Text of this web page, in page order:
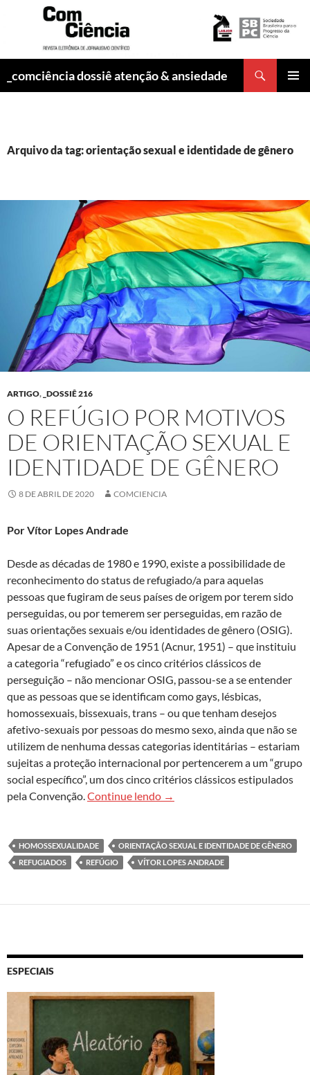
_comciência dossiê atenção & ansiedade
Arquivo da tag: orientação sexual e identidade de gênero
ARTIGO, _DOSSIÊ 216
O REFÚGIO POR MOTIVOS
DE ORIENTAÇÃO SEXUAL E
IDENTIDADE DE GÊNERO
8 DE ABRIL DE 2020 COMCIENCIA
Por Vítor Lopes Andrade
Desde as décadas de 1980 e 1990, existe a possibilidade de
reconhecimento do status de refugiado/a para aquelas
pessoas que fugiram de seus países de origem por terem sido
perseguidas, ou por temerem ser perseguidas, em razão de
suas orientações sexuais e/ou identidades de gênero (OSIG).
Apesar de a Convenção de 1951 (Acnur, 1951) – que instituiu
a categoria “refugiado” e os cinco critérios clássicos de
perseguição – não mencionar OSIG, passou-se a se entender
que as pessoas que se identificam como gays, lésbicas,
homossexuais, bissexuais, trans – ou que tenham desejos
afetivo-sexuais por pessoas do mesmo sexo, ainda que não se
utilizem de nenhuma dessas categorias identitárias – estariam
sujeitas a proteção internacional por pertencerem a um “grupo
social específico”, um dos cinco critérios clássicos estipulados
pela Convenção.Continue lendo O refúgio por motivos de
→
HOMOSSEXUALIDADE
ORIENTAÇÃO SEXUAL E IDENTIDADE DE GÊNERO
REFUGIADOS
REFÚGIO VÍTOR LOPES ANDRADE
ESPECIAIS